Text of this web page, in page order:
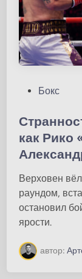
у
б
л
к
о
в
а
о
Бокс
как Рико
Верховен
раундом,
остановил
ярости.
автор: